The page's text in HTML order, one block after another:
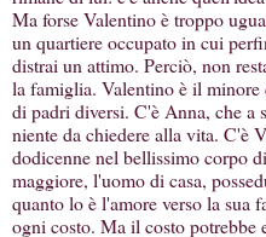
Ma forse Valentino è troppo
un quartiere occupato in cui
distrai un attimo. Perciò, non
la famiglia. Valentino è il
di padri diversi. C'è Anna, che a
niente da chiedere alla vita. C'è
dodicenne nel bellissimo corpo
maggiore, l'uomo di casa,
quanto lo è l'amore verso la sua
ogni costo. Ma il costo potrebbe